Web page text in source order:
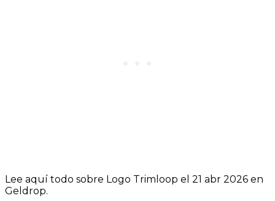
Lee aquí todo sobre Logo Trimloop el 21 abr 2026 en
Geldrop.